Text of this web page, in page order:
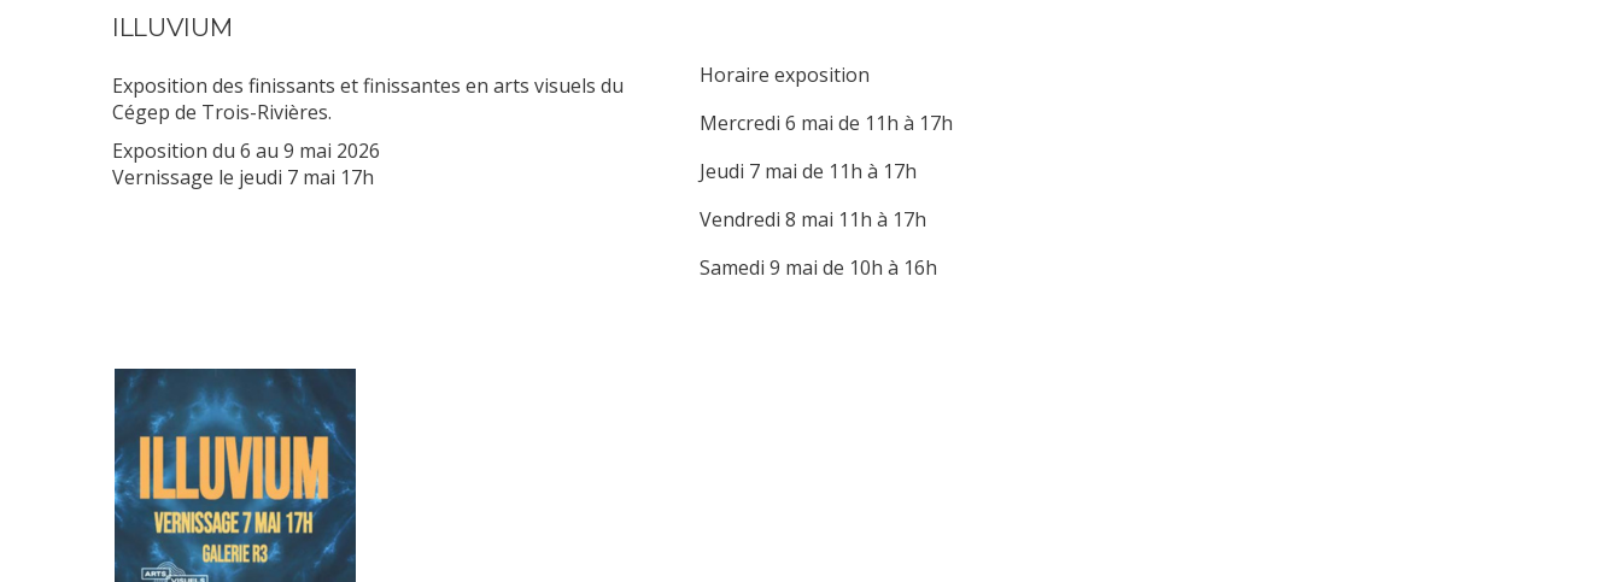
ILLUVIUM
Exposition des finissants et finissantes en arts visuels du
Cégep de Trois-Rivières.
Exposition du 6 au 9 mai 2026
Vernissage le jeudi 7 mai 17h
Horaire exposition
Mercredi 6 mai de 11h à 17h
Jeudi 7 mai de 11h à 17h
Vendredi 8 mai 11h à 17h
Samedi 9 mai de 10h à 16h